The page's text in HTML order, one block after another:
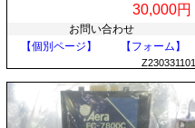
30,000円
お問い合わせ
【個別ページ】
【フォーム】
Z230331101